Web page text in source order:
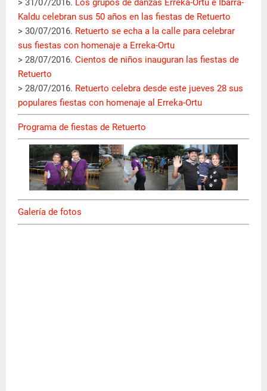
> 31/07/2016. Los grupos de danzas Erreka-Ortu e Ibarra-
Kaldu celebran sus 50 años en las fiestas de Retuerto
> 30/07/2016. Retuerto se echa a la calle para celebrar
sus fiestas con homenaje a Erreka-Ortu
> 28/07/2016. Cientos de niños inauguran las fiestas de
Retuerto
> 28/07/2016. Retuerto celebra desde este jueves 28 sus
populares fiestas con homenaje al Erreka-Ortu
Programa de fiestas de Retuerto
Galería de fotos